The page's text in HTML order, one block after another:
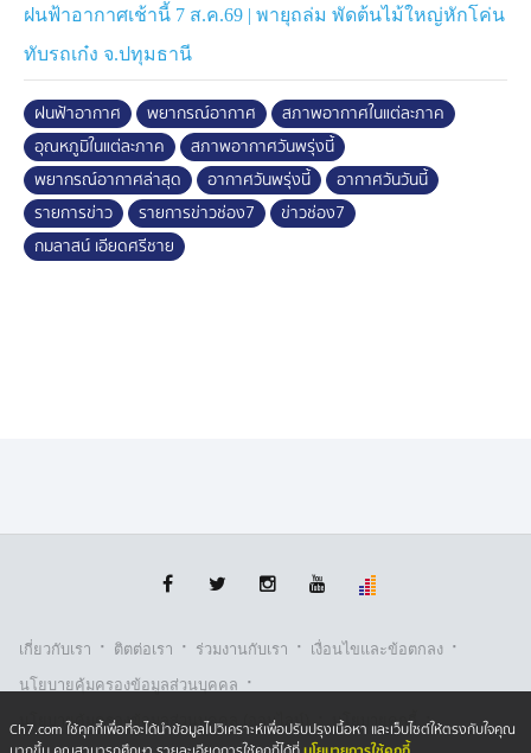
ฝนฟ้าอากาศเช้านี้ 7 ส.ค.69 | พายุถล่ม พัดต้นไม้ใหญ่หักโค่น
ทับรถเก๋ง จ.ปทุมธานี
ฝนฟ้าอากาศ พยากรณ์อากาศ
สภาพอากาศในแต่ละภาค
อุณหภูมิในแต่ละภาค
สภาพอากาศวันพรุ่งนี้
พยากรณ์อากาศล่าสุด
อากาศวันพรุ่งนี้
อากาศวันวันนี้
รายการข่าว
รายการข่าวช่อง7
ข่าวช่อง7
กมลาสน์ เอียดศรีชาย
เกี่ยวกับเรา · ติตต่อเรา · ร่วมงานกับเรา · เงื่อนไขและข้อตกลง ·
นโยบายคุ้มครองข้อมูลส่วนบุคคล ·
นโยบายคุ้มครองข้อมูลส่วนบุคคล (ออนไลน์) · นโยบายคุกกี้ ·
Ch7.com ใช้คุกกี้เพื่อที่จะได้นำข้อมูลไปวิเคราะห์เพื่อปรับปรุงเนื้อหา และเว็บไซต์ให้ตรงกับใจคุณ